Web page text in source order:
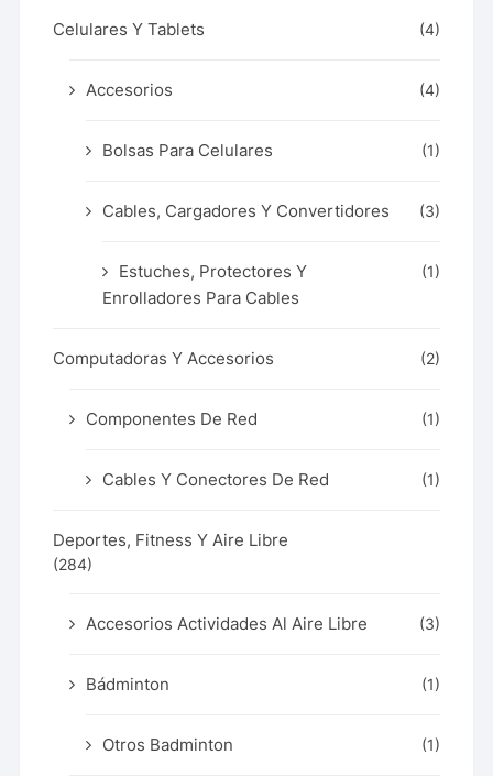
Celulares Y Tablets (4)
Accesorios (4)
Bolsas Para Celulares (1)
Cables, Cargadores Y Convertidores (3)
Estuches, Protectores Y
Enrolladores Para Cables
(1)
Computadoras Y Accesorios (2)
Componentes De Red (1)
Cables Y Conectores De Red (1)
Deportes, Fitness Y Aire Libre
(284)
Accesorios Actividades Al Aire Libre (3)
Bádminton (1)
Otros Badminton (1)